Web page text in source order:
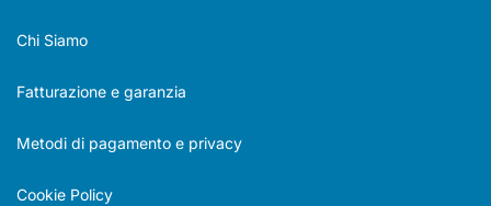
Chi Siamo
Fatturazione e garanzia
Metodi di pagamento e privacy
Cookie Policy